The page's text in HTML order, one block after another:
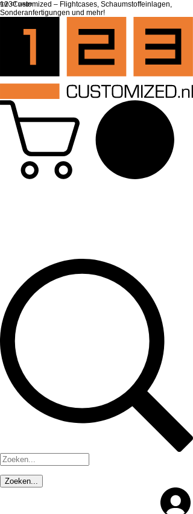
top of page
123Customized – Flightcases, Schaumstoffeinlagen,
Sonderanfertigungen und mehr!